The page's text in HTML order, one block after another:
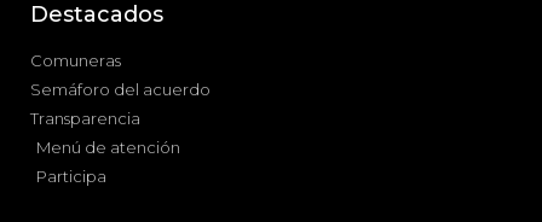
Destacados
Comuneras
Semáforo del acuerdo
Transparencia
Menú de atención
Participa